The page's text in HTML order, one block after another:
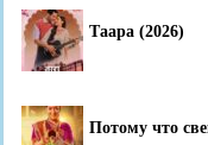
Таара (2026)
Потому что